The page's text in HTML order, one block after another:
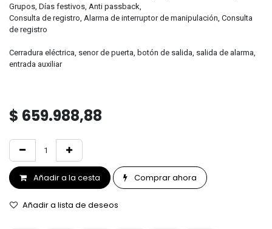
Grupos, Días festivos, Anti passback,
Consulta de registro, Alarma de interruptor de manipulación, Consulta
de registro
Cerradura eléctrica, senor de puerta, botón de salida, salida de alarma,
entrada auxiliar
$ 659.988,88
Añadir a la cesta Comprar ahora
Añadir a lista de deseos